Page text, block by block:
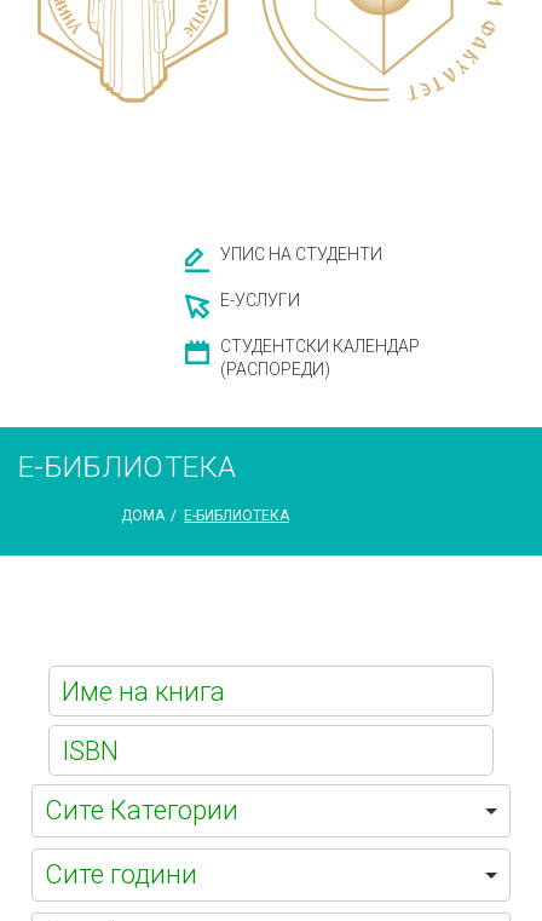
УПИС НА СТУДЕНТИ
Е-УСЛУГИ
СТУДЕНТСКИ КАЛЕНДАР
(РАСПОРЕДИ)
Е-БИБЛИОТЕКА
ДОМА / Е-БИБЛИОТЕКА
Е-
библиотека